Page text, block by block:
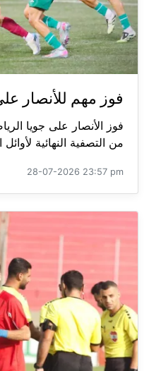
فوز مهم للأنصار
من التصفية النهائية لأوائل
28-07-2026 23:57 pm